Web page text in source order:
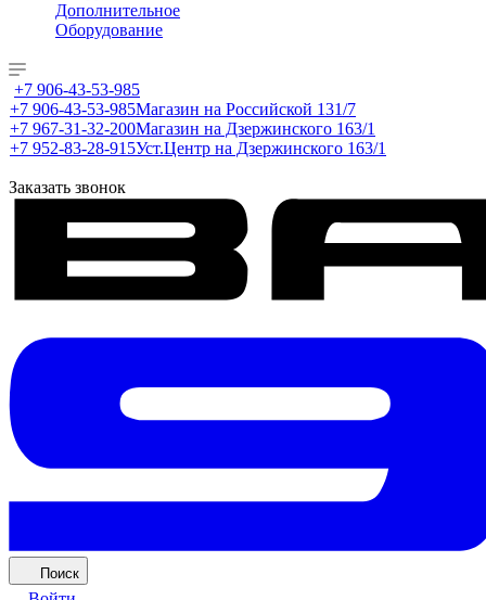
Дополнительное
Оборудование
+7 906-43-53-985
+7 906-43-53-985Магазин на Российской 131/7
+7 967-31-32-200Магазин на Дзержинского 163/1
+7 952-83-28-915Уст.Центр на Дзержинского 163/1
Заказать звонок
Поиск